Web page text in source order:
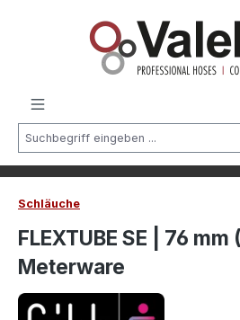
Schläuche
FLEXTUBE SE | 76 mm
Meterware